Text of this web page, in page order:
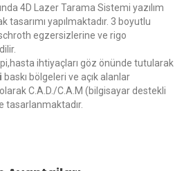
4D Lazer Tarama Sistemi yazılım
tasarımı yapılmaktadır. 3 boyutlu
egzersizlerine ve rigo
ihtiyaçları göz önünde tutularak
baskı bölgeleri ve açık alanlar
C.A.D./C.A.M (bilgisayar destekli
tasarlanmaktadır.